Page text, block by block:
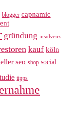
blogger capnamic
gründung insolvenz
kauf köln
seo shop social
tipps